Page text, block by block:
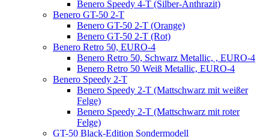
Benero Speedy 4-T (Silber-Anthrazit)
Benero GT-50 2-T
Benero GT-50 2-T (Orange)
Benero GT-50 2-T (Rot)
Benero Retro 50, EURO-4
Benero Retro 50, Schwarz Metallic, , EURO-4
Benero Retro 50 Weiß Metallic, EURO-4
Benero Speedy 2-T
Benero Speedy 2-T (Mattschwarz mit weißer
Felge)
Benero Speedy 2-T (Mattschwarz mit roter
Felge)
GT-50 Black-Edition Sondermodell